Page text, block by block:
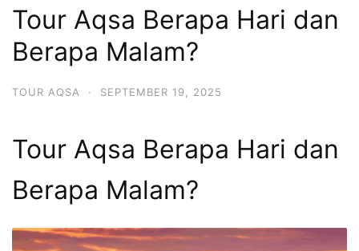
Tour Aqsa Berapa Hari dan
Berapa Malam?
TOUR AQSA · SEPTEMBER 19, 2025
Tour Aqsa Berapa Hari dan
Berapa Malam?